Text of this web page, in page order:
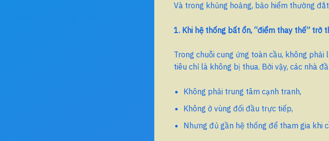
Và trong khủng hoảng, bảo hiểm thường
1. Khi hệ thống bất ổn, “điểm thay thế” trở
Trong chuỗi cung ứng toàn cầu, không
tiêu chỉ là không bị thua. Bởi vậy, các nhà
Không phải trung tâm cạnh tranh,
Không ở vùng đối đầu trực tiếp,
Nhưng đủ gần hệ thống để tham gia khi